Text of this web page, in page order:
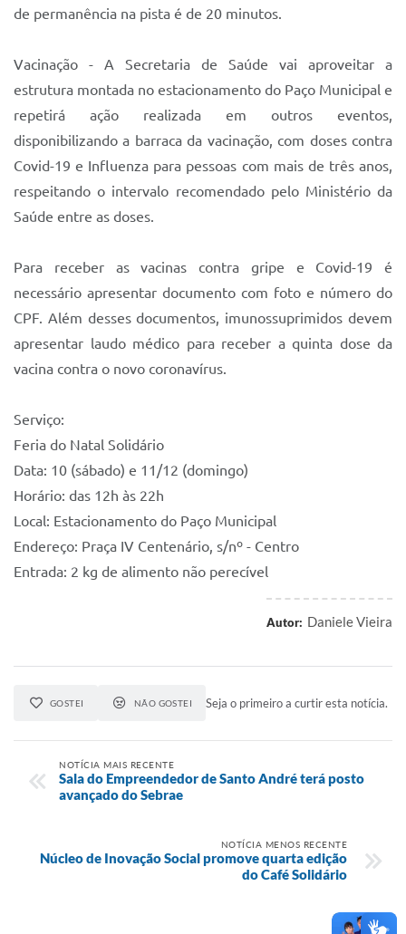
de permanência na pista é de 20 minutos.
Vacinação - A Secretaria de Saúde vai aproveitar a
estrutura montada no estacionamento do Paço Municipal e
repetirá ação realizada em outros eventos,
disponibilizando a barraca da vacinação, com doses contra
Covid-19 e Influenza para pessoas com mais de três anos,
respeitando o intervalo recomendado pelo Ministério da
Saúde entre as doses.
Para receber as vacinas contra gripe e Covid-19 é
necessário apresentar documento com foto e número do
CPF. Além desses documentos, imunossuprimidos devem
apresentar laudo médico para receber a quinta dose da
vacina contra o novo coronavírus.
Serviço:
Feria do Natal Solidário
Data: 10 (sábado) e 11/12 (domingo)
Horário: das 12h às 22h
Local: Estacionamento do Paço Municipal
Endereço: Praça IV Centenário, s/nº - Centro
Entrada: 2 kg de alimento não perecível
Autor: Daniele Vieira
GOSTEI NÃO GOSTEI Seja o primeiro a curtir esta notícia.
NOTÍCIA MAIS RECENTE
Sala do Empreendedor de Santo André terá posto
avançado do Sebrae
NOTÍCIA MENOS RECENTE
Núcleo de Inovação Social promove quarta edição
do Café Solidário